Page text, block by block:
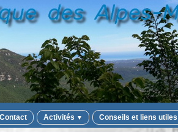
Activités ▼ Conseils et liens utiles